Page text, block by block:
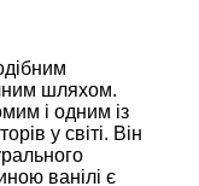
шляхом.
і одним із
у світі. Він
ванілі є